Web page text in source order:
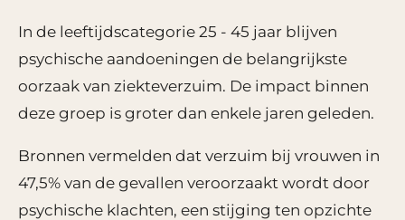
In de leeftijdscategorie 25 - 45 jaar blijven
psychische aandoeningen de belangrijkste
oorzaak van ziekteverzuim. De impact binnen
deze groep is groter dan enkele jaren geleden.
Bronnen vermelden dat verzuim bij vrouwen in
47,5% van de gevallen veroorzaakt wordt door
psychische klachten, een stijging ten opzichte